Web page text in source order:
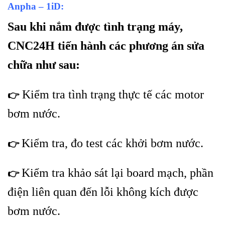
Anpha – 1iD:
Sau khi nắm được tình trạng máy,
CNC24H tiến hành các phương án sửa
chữa như sau:
👉Kiểm tra tình trạng thực tế các motor
bơm nước.
👉Kiểm tra, đo test các khởi bơm nước.
👉Kiểm tra khảo sát lại board mạch, phần
điện liên quan đến lỗi không kích được
bơm nước.